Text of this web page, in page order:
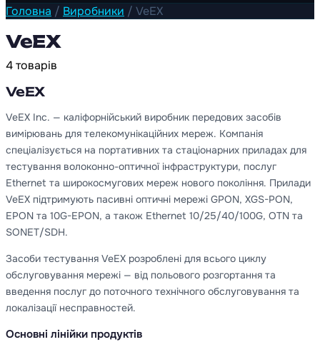
Головна / Виробники / VeEX
VeEX
4 товарів
VeEX
VeEX Inc. — каліфорнійський виробник передових засобів
вимірювань для телекомунікаційних мереж. Компанія
спеціалізується на портативних та стаціонарних приладах для
тестування волоконно-оптичної інфраструктури, послуг
Ethernet та широкосмугових мереж нового покоління. Прилади
VeEX підтримують пасивні оптичні мережі GPON, XGS-PON,
EPON та 10G-EPON, а також Ethernet 10/25/40/100G, OTN та
SONET/SDH.
Засоби тестування VeEX розроблені для всього циклу
обслуговування мережі — від польового розгортання та
введення послуг до поточного технічного обслуговування та
локалізації несправностей.
Основні лінійки продуктів